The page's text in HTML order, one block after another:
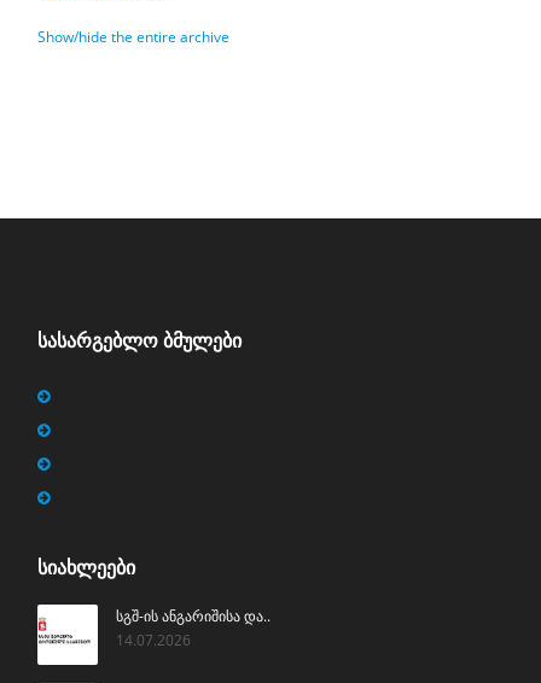
Show/hide the entire archive
ᲡᲐᲡᲐᲠᲒᲔᲑᲚᲝ ᲑᲛᲣᲚᲔᲑᲘ
ᲡᲘᲐᲮᲚᲔᲔᲑᲘ
სგშ-ის ანგარიშისა და..
14.07.2026